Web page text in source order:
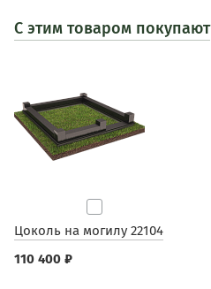
С этим товаром покупают
Цоколь на могилу 22104
110 400 ₽